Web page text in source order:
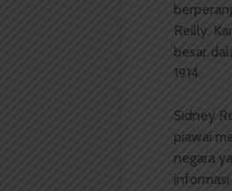
Reilly.
besar
1914.
Sidney
piawai
negara